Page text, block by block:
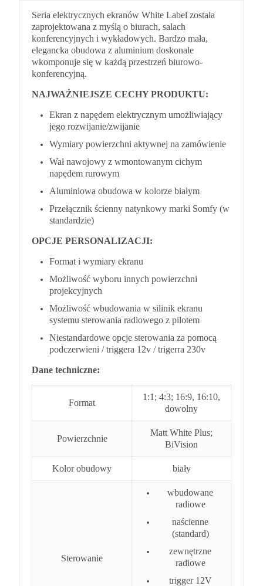
Seria elektrycznych ekranów White Label została
zaprojektowana z myślą o biurach, salach
konferencyjnych i wykładowych. Bardzo mała,
elegancka obudowa z aluminium doskonale
wkomponuje się w każdą przestrzeń biurowo-
konferencyjną.
NAJWAŻNIEJSZE CECHY PRODUKTU:
Ekran z napędem elektrycznym umożliwiający
jego rozwijanie/zwijanie
Wymiary powierzchni aktywnej na zamówienie
Wał nawojowy z wmontowanym cichym
napędem rurowym
Aluminiowa obudowa w kolorze białym
Przełącznik ścienny natynkowy marki Somfy (w
standardzie)
OPCJE PERSONALIZACJI:
Format i wymiary ekranu
Możliwość wyboru innych powierzchni
projekcyjnych
Możliwość wbudowania w silinik ekranu
systemu sterowania radiowego z pilotem
Niestandardowe opcje sterowania za pomocą
podczerwieni / triggera 12v / trigerra 230v
Dane techniczne:
Format
1:1; 4:3; 16:9, 16:10,
dowolny
Powierzchnie
Matt White Plus;
BiVision
Kolor obudowy biały
Sterowanie
wbudowane
radiowe
naścienne
(standard)
zewnętrzne
radiowe
trigger 12V